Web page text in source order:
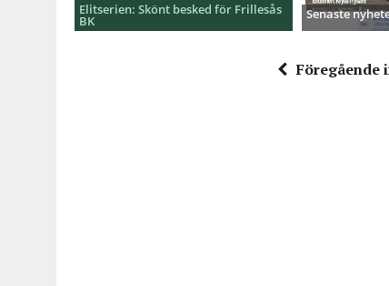
Elitserien: Skönt besked för Frillesås
BK Senaste
Föregående